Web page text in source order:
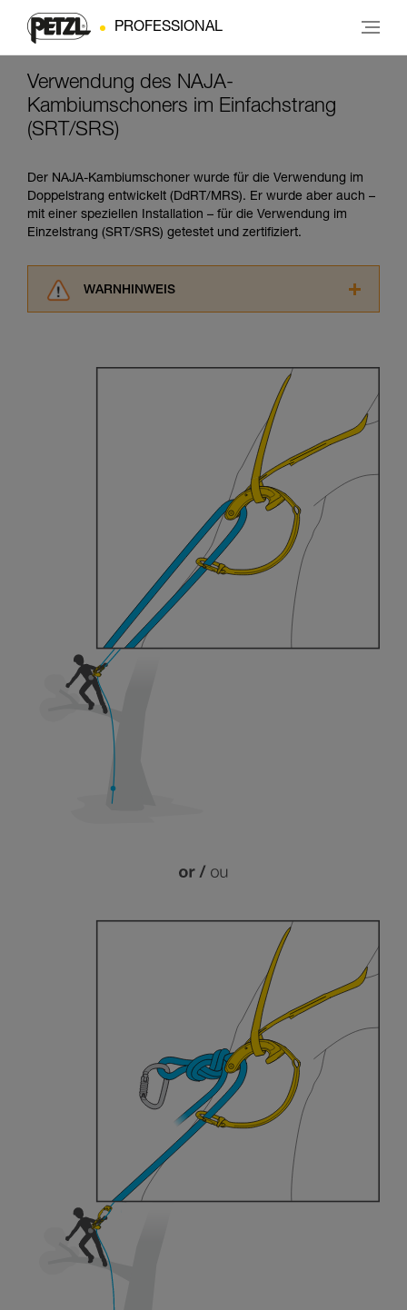
PROFESSIONAL
Verwendung des NAJA-
Kambiumschoners im Einfachstrang
(SRT/SRS)
Der NAJA-Kambiumschoner wurde für die Verwendung im
Doppelstrang entwickelt (DdRT/MRS). Er wurde aber auch –
mit einer speziellen Installation – für die Verwendung im
Einzelstrang (SRT/SRS) getestet und zertifiziert.
WARNHINWEIS
ziehen. Um diese Zusatzinformationen
verstehen zu können, müssen Sie zuerst die in
der Gebrauchsanweisung enthaltenen
Informationen richtig verstanden haben.
Die Beherrschung dieser Techniken setzt eine
entsprechende Ausbildung und ein spezielles
Training voraus. Prüfen Sie zusammen mit
einem Profi, ob Sie in der Lage sind, den
Vorgang alleine sicher zu wiederholen, bevor
Sie ihn eigenständig durchführen.
Wir geben Beispiele für die mit Ihrer Aktivität
verbundenen Techniken. Möglicherweise gibt es
noch andere Techniken, die hier nicht
beschrieben werden.